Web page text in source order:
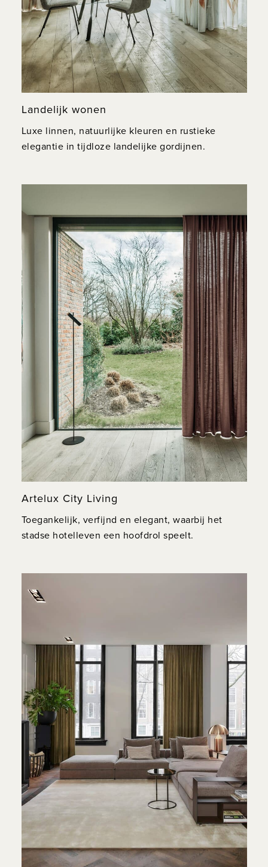
Landelijk wonen
Luxe linnen, natuurlijke kleuren en rustieke
elegantie in tijdloze landelijke gordijnen.
Artelux City Living
Toegankelijk, verfijnd en elegant, waarbij het
stadse hotelleven een hoofdrol speelt.